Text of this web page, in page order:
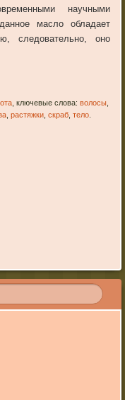
научными
масло обладает
следовательно, оно
, ключевые слова:волосы
,растяжки ,скраб ,тело